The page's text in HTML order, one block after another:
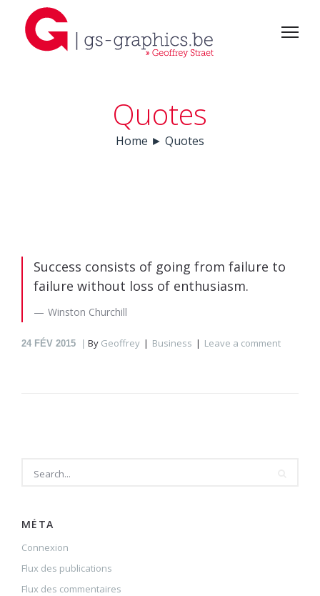
Quotes
Home ► Quotes
Success consists of going from failure to
failure without loss of enthusiasm.
Winston Churchill
24 FÉV 2015 By Geoffrey Business Leave a comment
MÉTA
Connexion
Flux des publications
Flux des commentaires